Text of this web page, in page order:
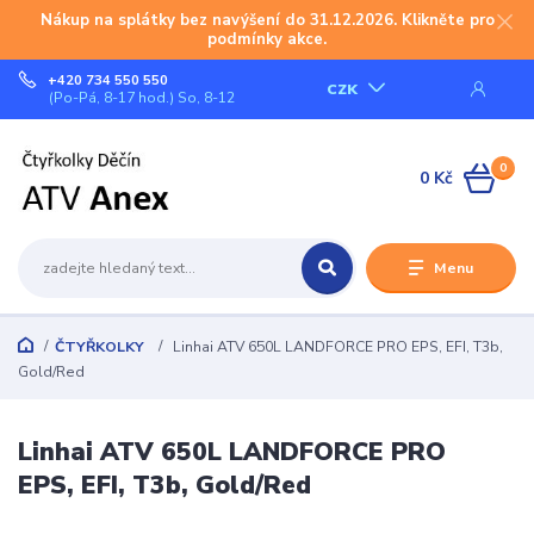
Nákup na splátky bez navýšení do 31.12.2026. Klikněte pro
podmínky akce.
Menu
CZK
+420 734 550 550
(Po-Pá, 8-17 hod.) So, 8-12
0
0 Kč
ČTYŘKOLKY
Linhai ATV 650L LANDFORCE PRO EPS, EFI, T3b,
Gold/Red
Linhai ATV 650L LANDFORCE PRO
EPS, EFI, T3b, Gold/Red